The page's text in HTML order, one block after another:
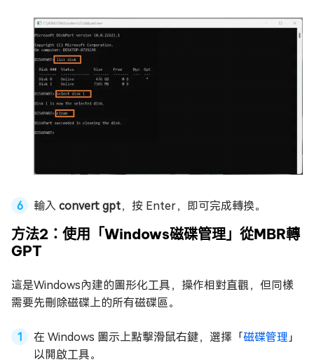
輸入 convert gpt，按 Enter，即可完成轉換。
方法2：使用「Windows磁碟管理」從MBR轉
GPT
這是Windows內建的圖形化工具，操作相對直觀，但同樣
需要先刪除磁碟上的所有磁碟區。
在 Windows 圖示上點擊滑鼠右鍵，選擇「磁碟管理」
以開啟工具。